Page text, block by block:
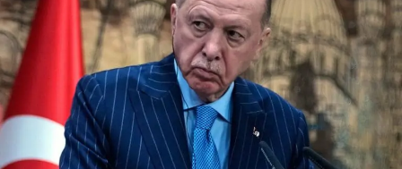
υπενθυμίζοντας ότι οι μνήμες δεν είναι απλώς
αναδρομή στο παρελθόν, αλλά θεμέλιο
ταυτότητας και ιστορικής συνέχειας.